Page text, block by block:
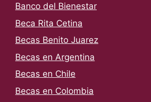
Banco del Bienestar
Beca Rita Cetina
Becas Benito Juarez
Becas en Argentina
Becas en Chile
Becas en Colombia